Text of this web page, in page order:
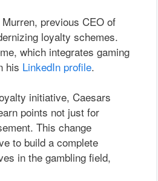
previous CEO of
loyalty schemes.
which integrates gaming
his LinkedIn profile.
initiative, Caesars
points not just for
This change
to build a complete
in the gambling field,